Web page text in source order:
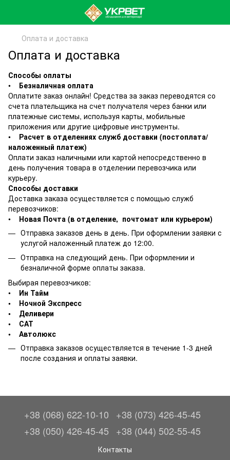
Оплата и доставка
Оплата и доставка
Способы оплаты
• Безналичная оплата
Оплатите заказ онлайн! Средства за заказ переводятся со
счета плательщика на счет получателя через банки или
платежные системы, используя карты, мобильные
приложения или другие цифровые инструменты.
• Расчет в отделениях служб доставки (постоплата/
наложенный платеж)
Оплати заказ наличными или картой непосредственно в
день получения товара в отделении перевозчика или
курьеру.
Способы доставки
Доставка заказа осуществляется с помощью служб
перевозчиков:
• Новая Почта (в отделение, почтомат или курьером)
Отправка заказов день в день. При оформлении заявки с
услугой наложенный платеж до 12:00.
Отправка на следующий день. При оформлении и
безналичной форме оплаты заказа.
Выбирая перевозчиков:
• Ин Тайм
• Ночной Экспресс
• Деливери
• САТ
• Автолюкс
Отправка заказов осуществляется в течение 1-3 дней
после создания и оплаты заявки.
+38 (068) 622-10-10
+38 (073) 426-45-45
+38 (050) 426-45-45
+38 (044) 502-55-45
Контакты